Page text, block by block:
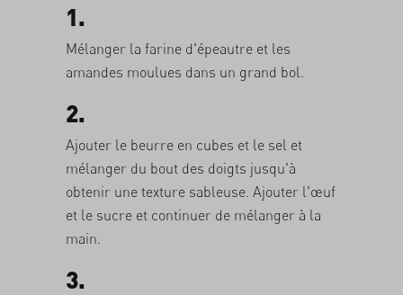
1.
Mélanger la farine d'épeautre et les
amandes moulues dans un grand bol.
2.
Ajouter le beurre en cubes et le sel et
mélanger du bout des doigts jusqu'à
obtenir une texture sableuse. Ajouter l'œuf
et le sucre et continuer de mélanger à la
main.
3.